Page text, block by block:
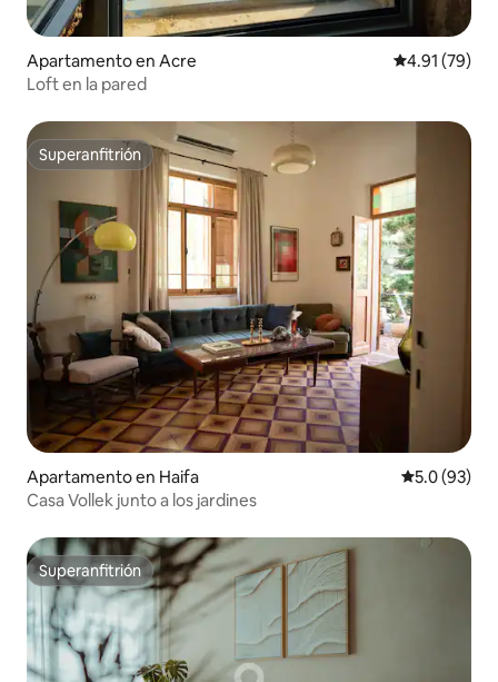
Apartamento en Acre Calificación
4.91 (79)
Loft en la pared
Superanfitrión
Superanfitrión
Apartamento en Haifa Calificación
5.0 (93)
Casa Vollek junto a los jardines
Superanfitrión
Superanfitrión